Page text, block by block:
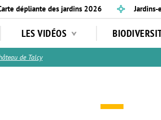
dépliante des jardins 2026 Jardins-
LES VIDÉOS
de Talcy